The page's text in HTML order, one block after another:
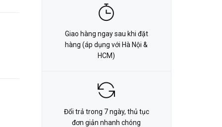
Giao hàng ngay sau khi đặt
hàng (áp dụng với Hà Nội &
HCM)
Đổi trả trong 7 ngày, thủ tục
đơn giản nhanh chóng